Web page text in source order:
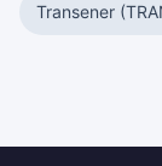
Transener